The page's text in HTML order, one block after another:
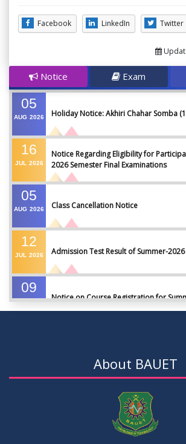
Facebook LinkedIn Twitter
Notice Exam
05
AUG 2026 Holiday Notice: Akhiri Chahar Somba
16
JUL 2026
Notice Regarding Eligibility for
2026 Semester Final Examinations
05
AUG 2026 Class Cancellation Notice
12
JUL 2026 Admission Test Result of Summer-2026
09
Notice on Course Registration for
05
Notice on Adherence to University
About BAUET